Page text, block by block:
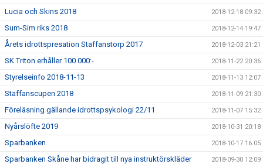
Lucia och Skins 2018 2018-12-18 09:32
Sum-Sim riks 2018 2018-12-14 19:47
Årets idrottspresation Staffanstorp 2017 2018-12-03 21:21
SK Triton erhåller 100 000:- 2018-11-22 20:36
Styrelseinfo 2018-11-13 2018-11-13 12:07
Staffanscupen 2018 2018-11-09 21:30
Föreläsning gällande idrottspsykologi 22/11 2018-11-07 15:32
Nyårslöfte 2019 2018-10-31 20:18
Sparbanken 2018-10-17 16:05
Sparbanken Skåne har bidragit till nya instruktörskläder 2018-09-30 12:09